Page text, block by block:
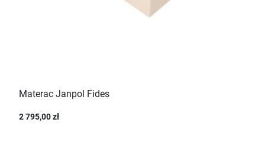
Materac Janpol Fides
2 795,00 zł